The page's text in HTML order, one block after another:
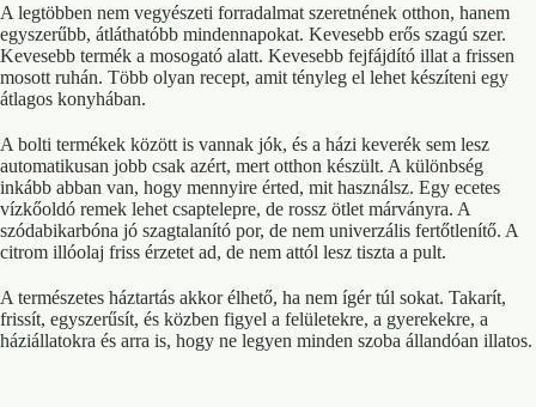
A legtöbben nem vegyészeti forradalmat szeretnének otthon, hanem
egyszerűbb, átláthatóbb mindennapokat. Kevesebb erős szagú szer.
Kevesebb termék a mosogató alatt. Kevesebb fejfájdító illat a frissen
mosott ruhán. Több olyan recept, amit tényleg el lehet készíteni egy
átlagos konyhában.
A bolti termékek között is vannak jók, és a házi keverék sem lesz
automatikusan jobb csak azért, mert otthon készült. A különbség
inkább abban van, hogy mennyire érted, mit használsz. Egy ecetes
vízkőoldó remek lehet csaptelepre, de rossz ötlet márványra. A
szódabikarbóna jó szagtalanító por, de nem univerzális fertőtlenítő. A
citrom illóolaj friss érzetet ad, de nem attól lesz tiszta a pult.
A természetes háztartás akkor élhető, ha nem ígér túl sokat. Takarít,
frissít, egyszerűsít, és közben figyel a felületekre, a gyerekekre, a
háziállatokra és arra is, hogy ne legyen minden szoba állandóan illatos.